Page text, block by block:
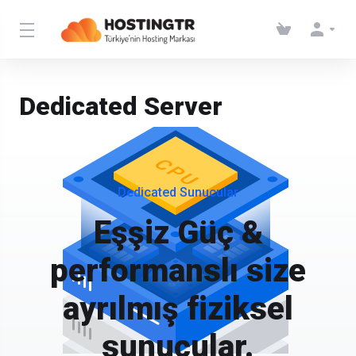
Dedicated Server
Dedicated Sunucular
Eşşiz Güç &
performanslı size
ayrılmış fiziksel
sunucular.